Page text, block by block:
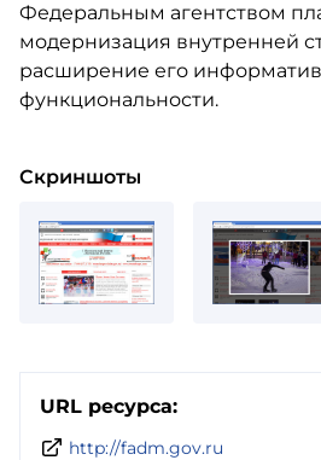
Федеральным агентством
модернизация внутренней
расширение его
функциональности.
Скриншоты
URL ресурса:
http://fadm.gov.ru